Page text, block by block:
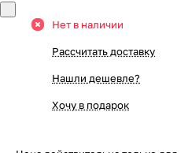
Нет в наличии
Рассчитать доставку
Нашли дешевле?
Хочу в подарок